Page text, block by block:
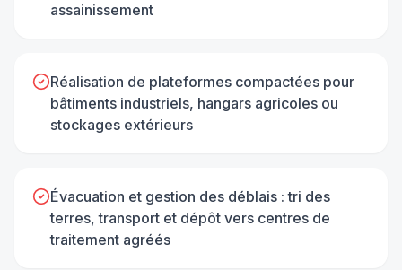
assainissement
Réalisation de plateformes compactées pour
bâtiments industriels, hangars agricoles ou
stockages extérieurs
Évacuation et gestion des déblais : tri des
terres, transport et dépôt vers centres de
traitement agréés